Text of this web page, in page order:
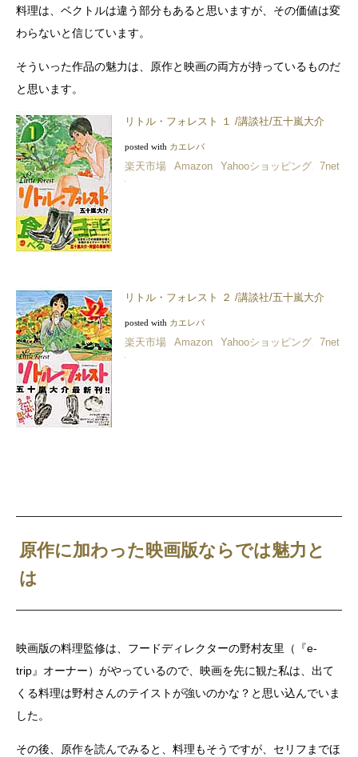
料理は、ベクトルは違う部分もあると思いますが、その価値は変
わらないと信じています。
そういった作品の魅力は、原作と映画の両方が持っているものだ
と思います。
リトル・フォレスト １ /講談社/五十嵐大介
posted with カエレバ
楽天市場 Amazon Yahooショッピング 7net
リトル・フォレスト ２ /講談社/五十嵐大介
posted with カエレバ
楽天市場 Amazon Yahooショッピング 7net
原作に加わった映画版ならでは魅力と
は
映画版の料理監修は、フードディレクターの野村友里（『e-
trip』オーナー）がやっているので、映画を先に観た私は、出て
くる料理は野村さんのテイストが強いのかな？と思い込んでいま
した。
その後、原作を読んでみると、料理もそうですが、セリフまでほ